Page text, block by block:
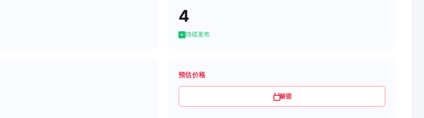
4
持续发布
预估价格
解锁